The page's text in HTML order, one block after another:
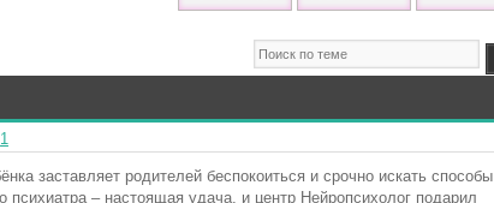
1
заставляет родителей беспокоиться и срочно искать способы
психиатра – настоящая удача, и центр Нейропсихолог подарил